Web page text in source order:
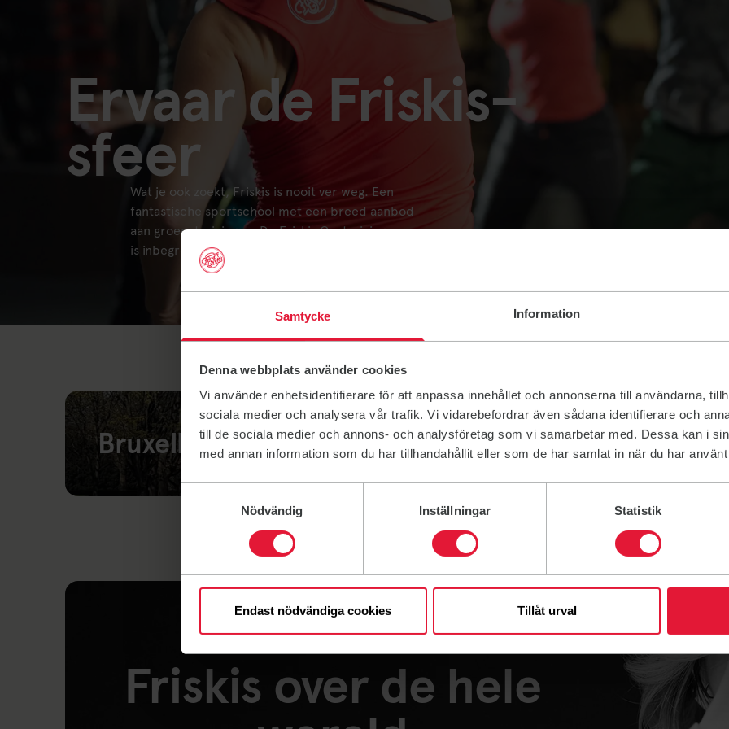
Samtycke Information
Denna webbplats använder cookies
Vi använder enhetsidentifierare för att anpassa innehållet och annonserna till användarna,
sociala medier och analysera vår trafik. Vi vidarebefordrar även sådana identifierare och
till de sociala medier och annons- och analysföretag som vi samarbetar med. Dessa kan i
med annan information som du har tillhandahållit eller som de har samlat in när du har
Nödvändig
Inställningar Statistik
Endast nödvändiga cookies Tillåt urval
Ervaar de Friskis-
sfeer
Wat je ook zoekt, Friskis is nooit ver weg. Een
fantastische sportschool met een breed aanbod
aan groepstrainingen. De Friskis Go-trainingsapp
is inbegrepen. Welkom!
Bruxelles
Friskis over de hele